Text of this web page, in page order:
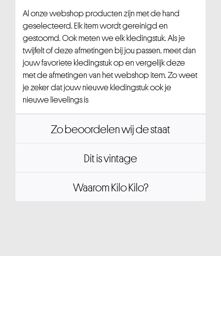
Al onze webshop producten zijn met de hand
geselecteerd. Elk item wordt gereinigd en
gestoomd. Ook meten we elk kledingstuk. Als je
twijfelt of deze afmetingen bij jou passen, meet dan
jouw favoriete kledingstuk op en vergelijk deze
met de afmetingen van het webshop item. Zo weet
je zeker dat jouw nieuwe kledingstuk ook je
nieuwe lievelings is
Zo beoordelen wij de staat
Dit is vintage
Waarom Kilo Kilo?